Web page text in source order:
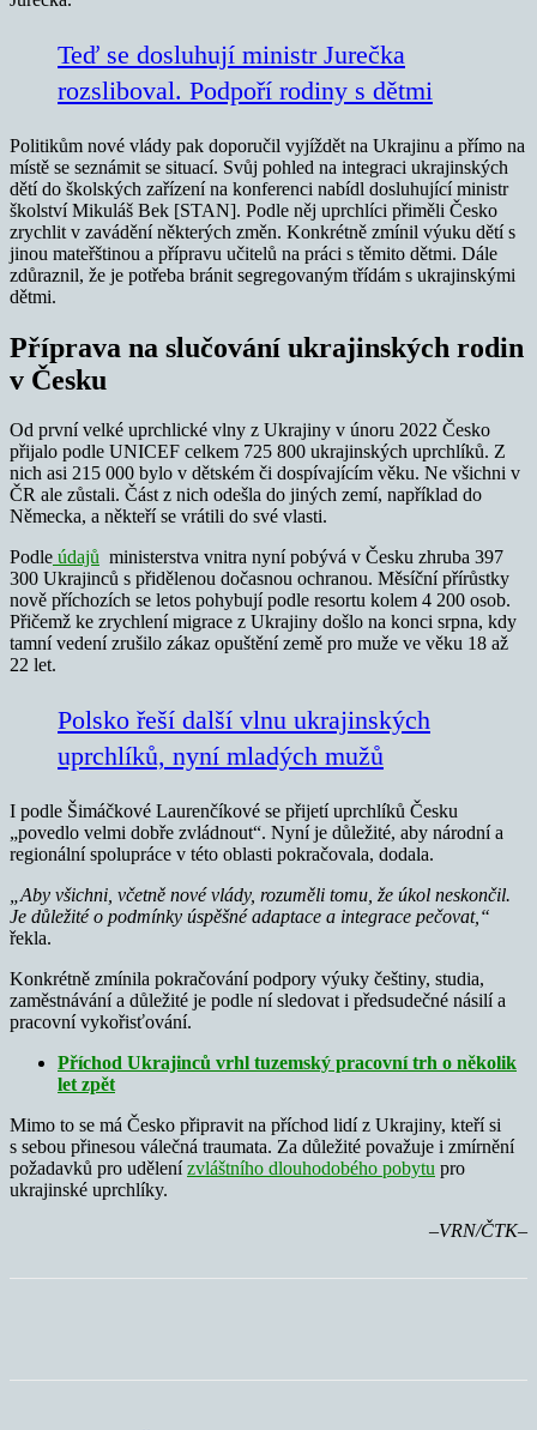
Teď se dosluhují ministr Jurečka
rozsliboval. Podpoří rodiny s dětmi
Politikům nové vlády pak doporučil vyjíždět na Ukrajinu a přímo na
místě se seznámit se situací. Svůj pohled na integraci ukrajinských
dětí do školských zařízení na konferenci nabídl dosluhující ministr
školství Mikuláš Bek [STAN]. Podle něj uprchlíci přiměli Česko
zrychlit v zavádění některých změn. Konkrétně zmínil výuku dětí s
jinou mateřštinou a přípravu učitelů na práci s těmito dětmi. Dále
zdůraznil, že je potřeba bránit segregovaným třídám s ukrajinskými
dětmi.
Příprava na slučování ukrajinských rodin
v Česku
Od první velké uprchlické vlny z Ukrajiny v únoru 2022 Česko
přijalo podle UNICEF celkem 725 800 ukrajinských uprchlíků. Z
nich asi 215 000 bylo v dětském či dospívajícím věku. Ne všichni v
ČR ale zůstali. Část z nich odešla do jiných zemí, například do
Německa, a někteří se vrátili do své vlasti.
Podle údajů ministerstva vnitra nyní pobývá v Česku zhruba 397
300 Ukrajinců s přidělenou dočasnou ochranou. Měsíční přírůstky
nově příchozích se letos pohybují podle resortu kolem 4 200 osob.
Přičemž ke zrychlení migrace z Ukrajiny došlo na konci srpna, kdy
tamní vedení zrušilo zákaz opuštění země pro muže ve věku 18 až
22 let.
Polsko řeší další vlnu ukrajinských
uprchlíků, nyní mladých mužů
I podle Šimáčkové Laurenčíkové se přijetí uprchlíků Česku
„povedlo velmi dobře zvládnout“. Nyní je důležité, aby národní a
regionální spolupráce v této oblasti pokračovala, dodala.
„Aby všichni, včetně nové vlády, rozuměli tomu, že úkol neskončil.
Je důležité o podmínky úspěšné adaptace a integrace pečovat,“
řekla.
Konkrétně zmínila pokračování podpory výuky češtiny, studia,
zaměstnávání a důležité je podle ní sledovat i předsudečné násilí a
pracovní vykořisťování.
Příchod Ukrajinců vrhl tuzemský pracovní trh o několik
let zpět
Mimo to se má Česko připravit na příchod lidí z Ukrajiny, kteří si
s sebou přinesou válečná traumata. Za důležité považuje i zmírnění
požadavků pro udělenízvláštního dlouhodobého pobytu pro
ukrajinské uprchlíky.
–VRN/ČTK–